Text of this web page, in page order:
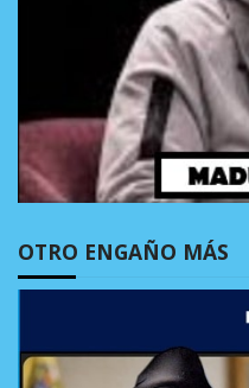
OTRO ENGAÑO MÁS